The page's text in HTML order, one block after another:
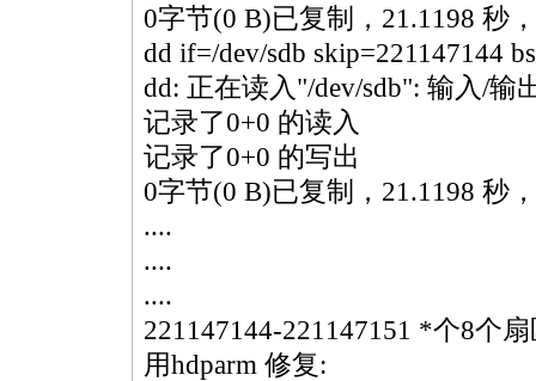
0字节(0 B)已复制，21.1198 秒
dd if=/dev/sdb skip=221147144
dd: 正在读入"/dev/sdb": 输入/输
记录了0+0 的读入
记录了0+0 的写出
0字节(0 B)已复制，21.1198 秒
....
....
....
221147144-221147151 *个8个
用hdparm 修复: